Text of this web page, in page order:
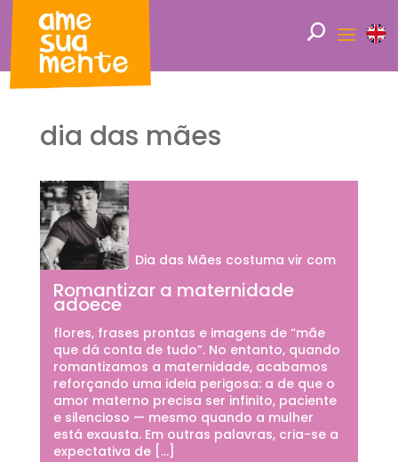
dia das mães
Romantizar a maternidade
adoece
Dia das Mães costuma vir com
flores, frases prontas e imagens de “mãe
que dá conta de tudo”. No entanto, quando
romantizamos a maternidade, acabamos
reforçando uma ideia perigosa: a de que o
amor materno precisa ser infinito, paciente
e silencioso — mesmo quando a mulher
está exausta. Em outras palavras, cria-se a
expectativa de […]